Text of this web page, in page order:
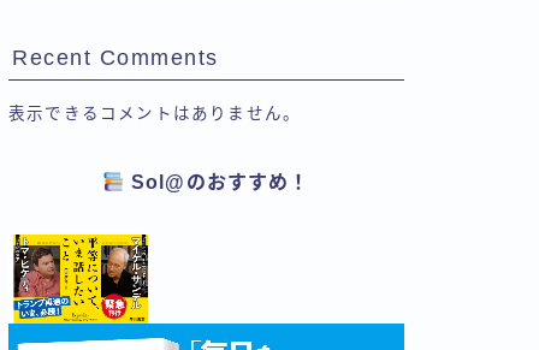
Recent Comments
表示できるコメントはありません。
Sol@のおすすめ！